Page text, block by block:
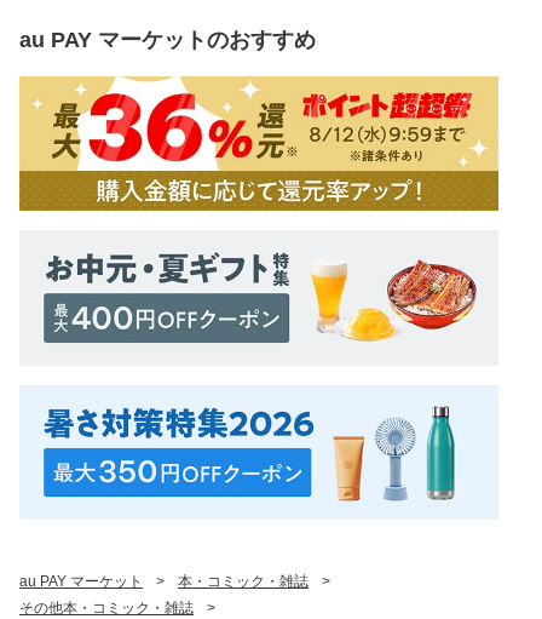
au PAY マーケットのおすすめ
au PAY マーケット > 本・コミック・雑誌
>
その他本・コミック・雑誌
>